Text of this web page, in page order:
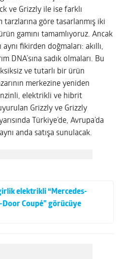
ve Grizzly ile ise farklı
tarzlarına göre tasarlanmış iki
gamını tamamlıyoruz. Ancak
fikirden doğmaları: akıllı,
DNA’sına sadık olmaları. Bu
ve tutarlı bir ürün
merkezine yeniden
elektrikli ve hibrit
Grizzly ve Grizzly
Türkiye’de, Avrupa’da
anda satışa sunulacak.
elektrikli “Mercedes-
Door Coupé” görücüye